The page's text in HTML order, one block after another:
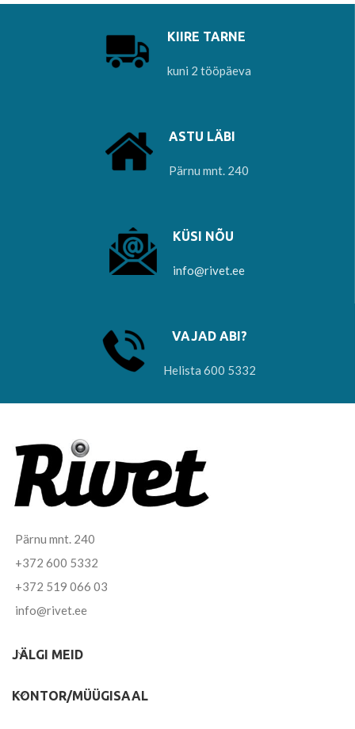
KIIRE TARNE
kuni 2 tööpäeva
ASTU LÄBI
Pärnu mnt. 240
KÜSI NÕU
info@rivet.ee
VAJAD ABI?
Helista 600 5332
Pärnu mnt. 240
+372 600 5332
+372 519 066 03
info@rivet.ee
JÄLGI MEID
KONTOR/MÜÜGISAAL